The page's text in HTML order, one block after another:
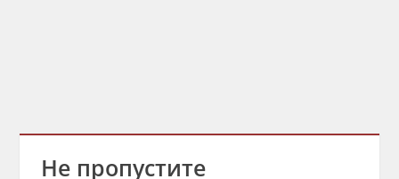
Не пропустите